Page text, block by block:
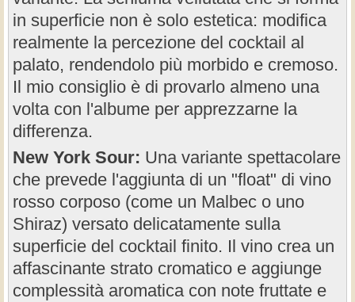
in superficie non è solo estetica: modifica
realmente la percezione del cocktail al
palato, rendendolo più morbido e cremoso.
Il mio consiglio è di provarlo almeno una
volta con l'albume per apprezzarne la
differenza.
New York Sour: Una variante spettacolare
che prevede l'aggiunta di un "float" di vino
rosso corposo (come un Malbec o uno
Shiraz) versato delicatamente sulla
superficie del cocktail finito. Il vino crea un
affascinante strato cromatico e aggiunge
complessità aromatica con note fruttate e